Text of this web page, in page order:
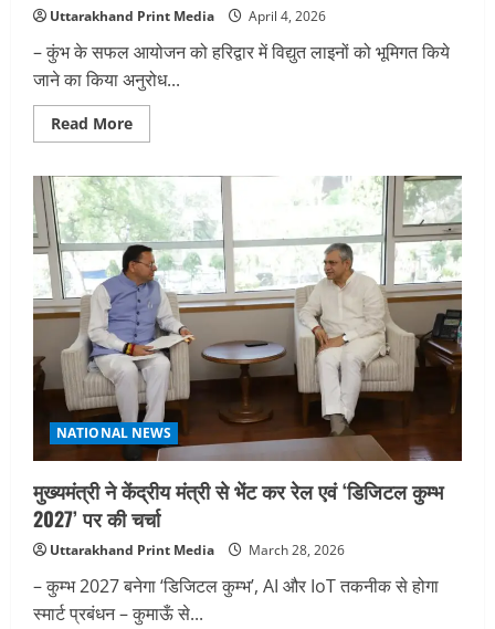
Uttarakhand Print Media April 4, 2026
– कुंभ के सफल आयोजन को हरिद्वार में विद्युत लाइनों को भूमिगत किये
जाने का किया अनुरोध...
Read MoreRead
more
ने
केंद्रीय
ऊर्जा
मंत्री
खट्टर
से
भेंट
कर
राज्य
से
संबंधित
विभिन्न
विषयों
पर
की
चर्चा
NATIONAL NEWS
मुख्यमंत्री ने केंद्रीय मंत्री से भेंट कर रेल एवं ‘डिजिटल कुम्भ
2027’ पर की चर्चा
Uttarakhand Print Media March 28, 2026
– कुम्भ 2027 बनेगा ‘डिजिटल कुम्भ’, AI और IoT तकनीक से होगा
स्मार्ट प्रबंधन – कुमाऊँ से...